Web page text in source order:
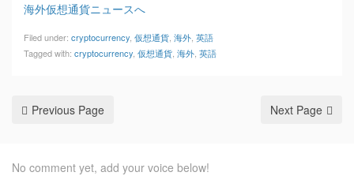
海外仮想通貨ニュースへ
Filed under: cryptocurrency 仮想通貨 海外 英語
Tagged with: cryptocurrency 仮想通貨 海外 英語
Previous Page Next Page
No comment yet, add your voice below!